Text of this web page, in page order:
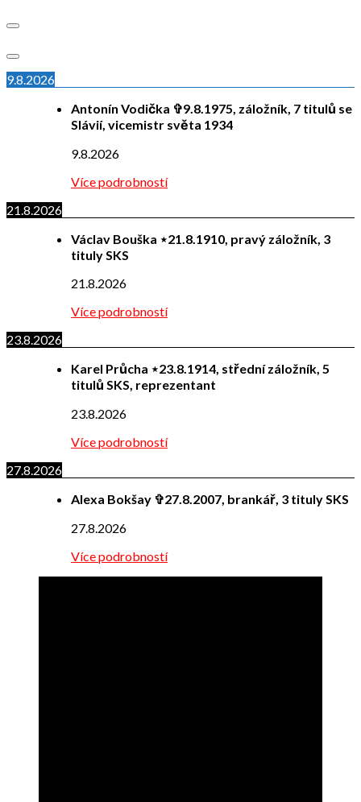
9.8.2026
Antonín Vodička ✞9.8.1975, záložník, 7 titulů se
Slávií, vicemistr světa 1934
9.8.2026
Více podrobností
21.8.2026
Václav Bouška ⋆21.8.1910, pravý záložník, 3
tituly SKS
21.8.2026
Více podrobností
23.8.2026
Karel Průcha ⋆23.8.1914, střední záložník, 5
titulů SKS, reprezentant
23.8.2026
Více podrobností
27.8.2026
Alexa Bokšay ✞27.8.2007, brankář, 3 tituly SKS
27.8.2026
Více podrobností